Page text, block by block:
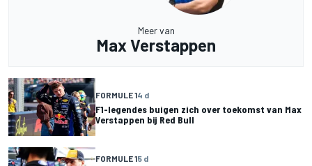
Meer van
Max Verstappen
FORMULE 14 d
F1-legendes buigen zich over toekomst van Max
Verstappen bij Red Bull
FORMULE 15 d